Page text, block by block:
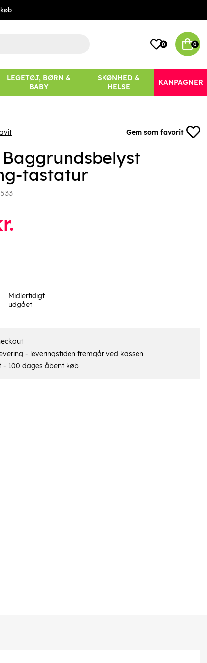
0 0
LEGETØJ, BØRN &
BABY
SKØNHED &
HELSE
KAMPAGNER
Gem som favorit
tastatur
Midlertidigt
udgået
- leveringstiden fremgår ved kassen
- 100 dages åbent køb